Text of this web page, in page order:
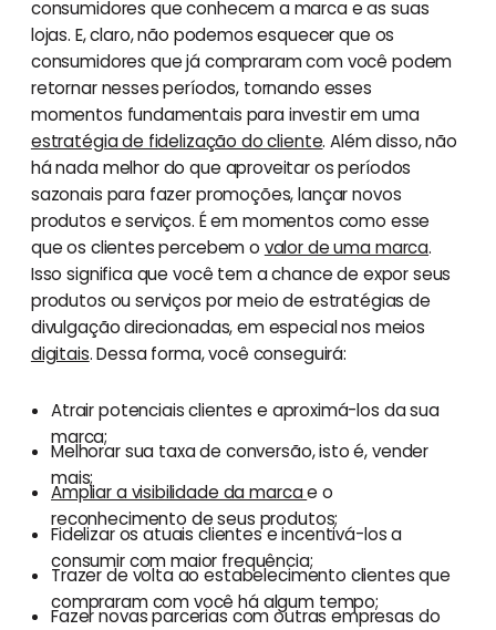
consumidores que conhecem a marca e as suas
lojas. E, claro, não podemos esquecer que os
consumidores que já compraram com você podem
retornar nesses períodos, tornando esses
momentos fundamentais para investir em uma
estratégia de fidelização do cliente. Além disso, não
há nada melhor do que aproveitar os períodos
sazonais para fazer promoções, lançar novos
produtos e serviços. É em momentos como esse
que os clientes percebem o valor de uma marca.
Isso significa que você tem a chance de expor seus
produtos ou serviços por meio de estratégias de
divulgação direcionadas, em especial nos meios
digitais. Dessa forma, você conseguirá:
Atrair potenciais clientes e aproximá-los da sua
marca;
Melhorar sua taxa de conversão, isto é, vender
mais;
Ampliar a visibilidade da marcae o
reconhecimento de seus produtos;
Fidelizar os atuais clientes e incentivá-los a
consumir com maior frequência;
Trazer de volta ao estabelecimento clientes que
compraram com você há algum tempo;
Fazer novas parcerias com outras empresas do